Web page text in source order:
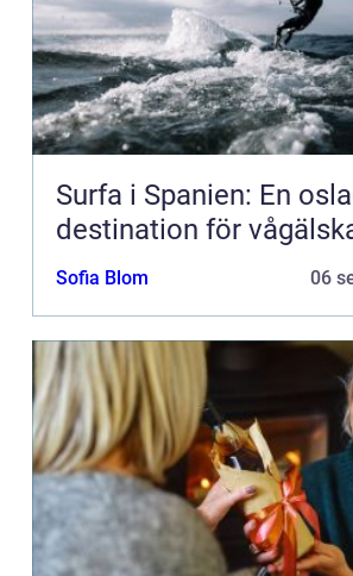
Surfa i Spanien: En
destination för
Sofia Blom 06